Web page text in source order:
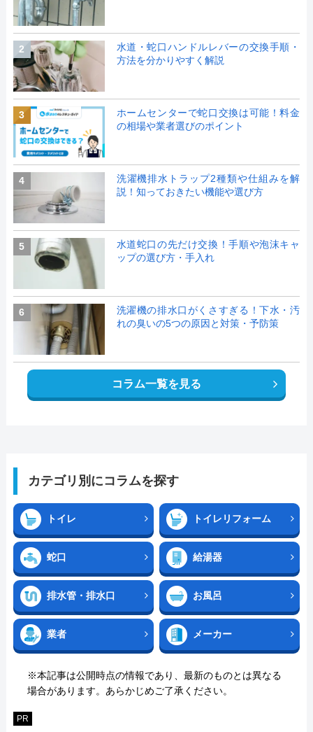
2
水道・蛇口ハンドルレバーの交換手順・
方法を分かりやすく解説
3
ホームセンターで蛇口交換は可能！料金
の相場や業者選びのポイント
4
洗濯機排水トラップ2種類や仕組みを解
説！知っておきたい機能や選び方
5
水道蛇口の先だけ交換！手順や泡沫キャ
ップの選び方・手入れ
6
洗濯機の排水口がくさすぎる！下水・汚
れの臭いの5つの原因と対策・予防策
コラム一覧を見る
カテゴリ別にコラムを探す
トイレ トイレリフォーム
蛇口 給湯器
排水管・排水口 お風呂
業者 メーカー
※本記事は公開時点の情報であり、最新のものとは異なる
場合があります。あらかじめご了承ください。
PR